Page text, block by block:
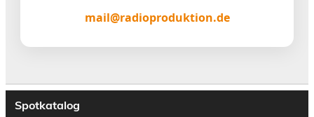
mail@radioproduktion.de
Spotkatalog